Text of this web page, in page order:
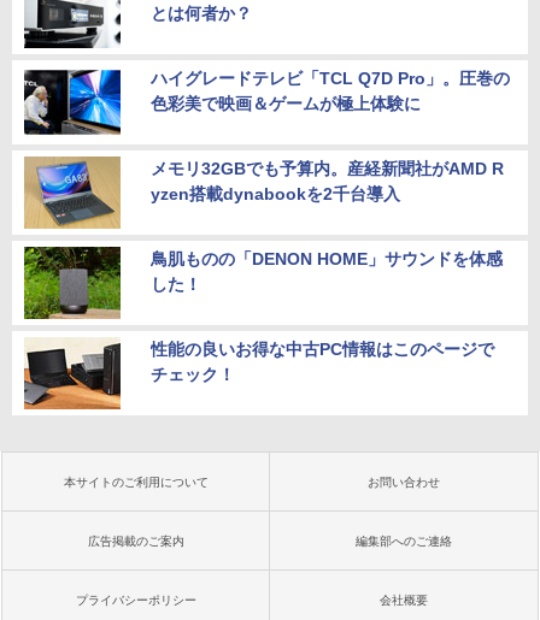
とは何者か？
ハイグレードテレビ「TCL Q7D Pro」。圧巻の
色彩美で映画＆ゲームが極上体験に
メモリ32GBでも予算内。産経新聞社がAMD R
yzen搭載dynabookを2千台導入
鳥肌ものの「DENON HOME」サウンドを体感
した！
性能の良いお得な中古PC情報はこのページで
チェック！
本サイトのご利用について お問い合わせ
広告掲載のご案内 編集部へのご連絡
プライバシーポリシー 会社概要